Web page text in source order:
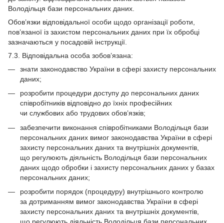
Володільця бази персональних даних.
Обов’язки відповідальної особи щодо організації роботи,
пов’язаної із захистом персональних даних при їх обробці
зазначаються у посадовій інструкції.
7.3. Відповідальна особа зобов’язана:
знати законодавство України в сфері захисту персональних
даних;
розробити процедури доступу до персональних даних
співробітників відповідно до їхніх професійних
чи службових або трудових обов’язків;
забезпечити виконання співробітниками Володільця бази
персональних даних вимог законодавства України в сфері
захисту персональних даних та внутрішніх документів,
що регулюють діяльність Володільця бази персональних
даних щодо обробки і захисту персональних даних у базах
персональних даних;
розробити порядок (процедуру) внутрішнього контролю
за дотриманням вимог законодавства України в сфері
захисту персональних даних та внутрішніх документів,